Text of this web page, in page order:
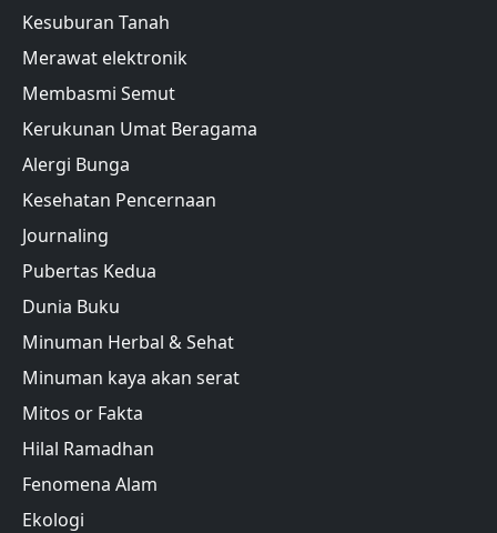
Kesuburan Tanah
Merawat elektronik
Membasmi Semut
Kerukunan Umat Beragama
Alergi Bunga
Kesehatan Pencernaan
Journaling
Pubertas Kedua
Dunia Buku
Minuman Herbal & Sehat
Minuman kaya akan serat
Mitos or Fakta
Hilal Ramadhan
Fenomena Alam
Ekologi